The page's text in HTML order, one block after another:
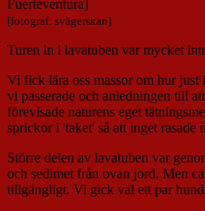
[fotograf: svägerskan]
Turen in i lavatuben var mycket
Vi fick lära oss massor om hur just
vi passerade och anledningen till
förevisade naturens eget
sprickor i 'taket' så att inget rasade
Större delen av lavatuben var
och sedimet från ovan jord. Men
tillgängligt. Vi gick väl ett par